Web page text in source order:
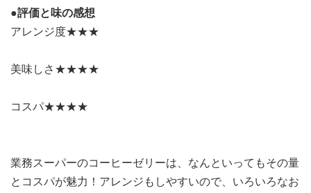
●評価と味の感想
アレンジ度★★★
美味しさ★★★★
コスパ★★★★
業務スーパーのコーヒーゼリーは、なんといってもその量
とコスパが魅力！アレンジもしやすいので、いろいろなお